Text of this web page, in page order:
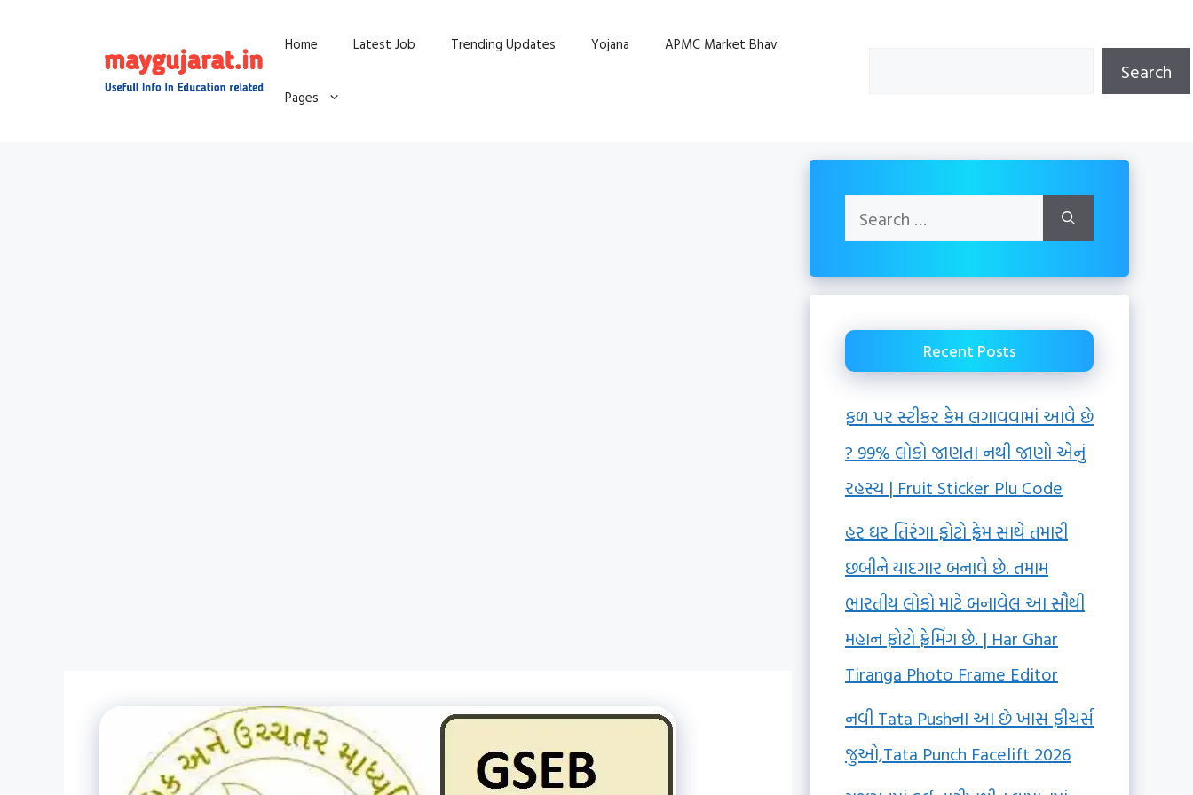
Home Latest Job Trending Updates Yojana APMC Market Bhav
Pages
Search
Search
for:
Recent Posts
ફળ પર સ્ટીકર કેમ લગાવવામાં આવે છે
? 99% લોકો જાણતા નથી જાણો એનું
રહસ્ય | Fruit Sticker Plu Code
હર ઘર તિરંગા ફોટો ફ્રેમ સાથે તમારી
છબીને યાદગાર બનાવે છે. તમામ
ભારતીય લોકો માટે બનાવેલ આ સૌથી
મહાન ફોટો ફ્રેમિંગ છે. | Har Ghar
Tiranga Photo Frame Editor
નવી Tata Pushના આ છે ખાસ ફીચર્સ
જુઓ,Tata Punch Facelift 2026